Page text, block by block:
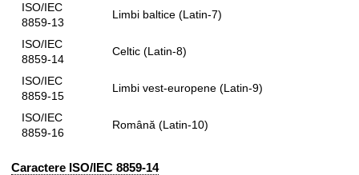
ISO/IEC
8859-13
Limbi baltice (Latin-7)
ISO/IEC
8859-14
Celtic (Latin-8)
ISO/IEC
8859-15
Limbi vest-europene (Latin-9)
ISO/IEC
8859-16
Română (Latin-10)
Caractere ISO/IEC 8859-14